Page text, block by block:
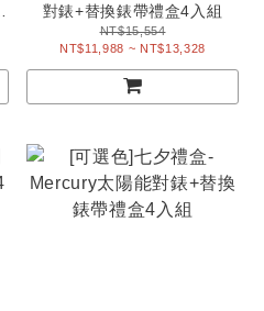
對錶+替換錶帶禮盒4入組
NT$15,554
NT$11,988 ~ NT$13,328